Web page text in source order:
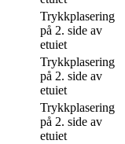
Trykkplasering
på 2. side av
etuiet
Trykkplasering
på 2. side av
etuiet
Trykkplasering
på 2. side av
etuiet